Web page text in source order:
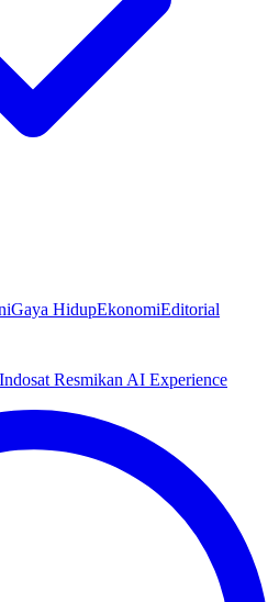
Gaya HidupEkonomiEditorial
Indosat Resmikan AI Experience